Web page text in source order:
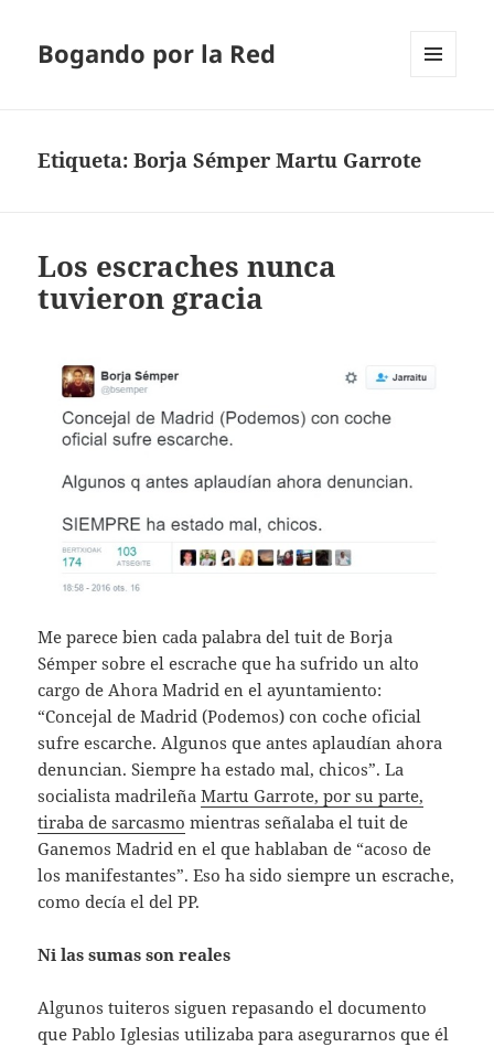
Bogando por la Red
Etiqueta:Borja Sémper Martu Garrote
Los escraches nunca
tuvieron gracia
Me parece bien cada palabra del tuit de Borja
Sémper sobre el escrache que ha sufrido un alto
cargo de Ahora Madrid en el ayuntamiento:
“Concejal de Madrid (Podemos) con coche oficial
sufre escarche. Algunos que antes aplaudían ahora
denuncian. Siempre ha estado mal, chicos”. La
socialista madrileñaMartu Garrote, por su parte,
tiraba de sarcasmo mientras señalaba el tuit de
Ganemos Madrid en el que hablaban de “acoso de
los manifestantes”. Eso ha sido siempre un escrache,
como decía el del PP.
Ni las sumas son reales
Algunos tuiteros siguen repasando el documento
que Pablo Iglesias utilizaba para asegurarnos que él